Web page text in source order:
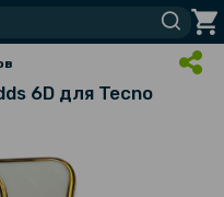
6D для Tecno